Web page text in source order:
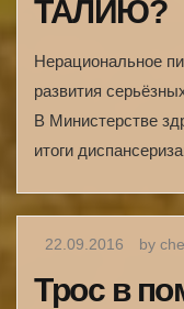
ТАЛИЮ?
Нерациональное
развития
В Министерстве
итоги
22.09.2016 by
Трос в